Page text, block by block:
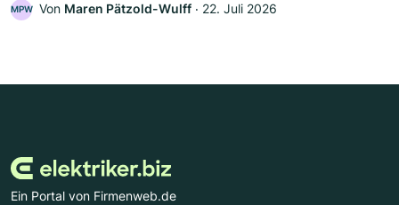
MPW Von Maren Pätzold-Wulff ‧ 22. Juli 2026
Ein Portal von Firmenweb.de